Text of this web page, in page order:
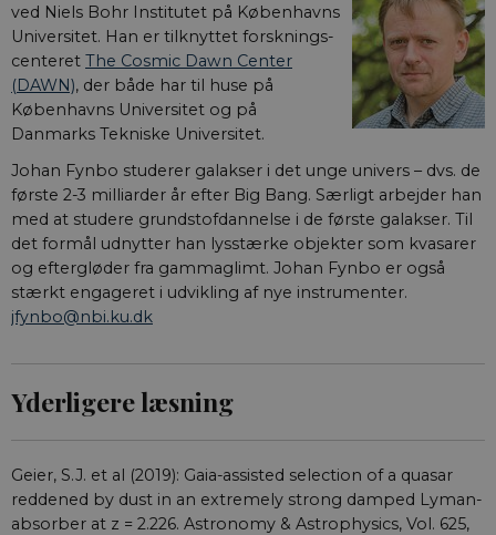
ved Niels Bohr Institutet på Københavns
Universitet. Han er tilknyttet forsknings-
centeret The Cosmic Dawn Center
(DAWN), der både har til huse på
Københavns Universitet og på
Danmarks Tekniske Universitet.
Johan Fynbo studerer galakser i det unge univers – dvs. de
første 2-3 milliarder år efter Big Bang. Særligt arbejder han
med at studere grundstofdannelse i de første galakser. Til
det formål udnytter han lysstærke objekter som kvasarer
og eftergløder fra gammaglimt. Johan Fynbo er også
stærkt engageret i udvikling af nye instrumenter.
jfynbo@nbi.ku.dk
Yderligere læsning
Geier, S.J. et al (2019): Gaia-assisted selection of a quasar
reddened by dust in an extremely strong damped Lyman-
absorber at z = 2.226. Astronomy & Astrophysics, Vol. 625,